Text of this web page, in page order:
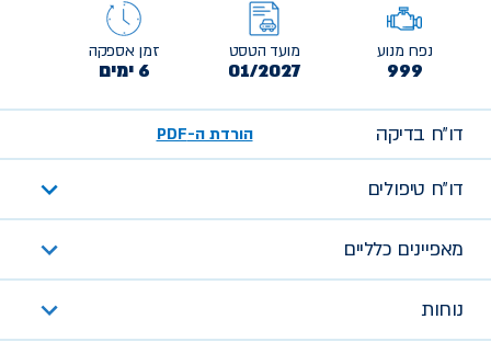
נפח מנוע
999
מועד הטסט
01/2027
זמן אספקה
6 ימים
דו״ח בדיקה הורדת ה-PDF
דו״ח טיפולים
מאפיינים כלליים
נוחות